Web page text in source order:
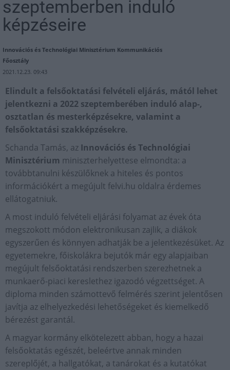
szeptemberben induló
képzéseire
Innovációs és Technológiai Minisztérium Kommunikációs
Főosztály
2021.12.23. 09:43
Elindult a felsőoktatási felvételi eljárás, mától lehet
jelentkezni a 2022 szeptemberében induló alap-,
osztatlan és mesterképzésekre, valamint a
felsőoktatási szakképzésekre.
Schanda Tamás, az Innovációs és Technológiai
Minisztérium miniszterhelyettese elmondta: a
továbbtanulni készülőknek a hiteles és pontos
információkért a megújult felvi.hu oldalra érdemes
ellátogatniuk.
A most induló felvételi eljárási folyamat az évek óta
megszokott módon elektronikusan zajlik, a diákok
egyszerűen és könnyen adhatják be a jelentkezésüket. Az
egyetemekre, főiskolákra bejutók már egy alapjaiban
megújult felsőoktatási rendszerben szerezhetnek a
munkaerő-piaci kereslethez igazodó végzettséget. A
diploma minden számottevő felmérés szerint jelentősen
javítja az elhelyezkedési lehetőségeket és kiemelkedő
bérezést garantál.
A magyar kormány elkötelezett abban, hogy a hazai
felsőoktatás egészét, beleértve annak minden
szereplőjét, a hallgatókat, a tanárokat és a kutatókat